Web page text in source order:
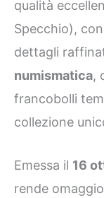
qualità
Specchio),
dettagli
numismatica,
francobolli
collezione
Emessa il 16
rende